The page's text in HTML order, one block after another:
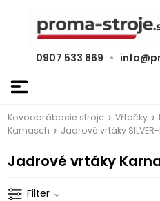
0907 533 869 •
Kovoobrábacie stroje Vŕtačky
Karnasch
Jadrové vrtáky SILVER-
Jadrové vrtáky
Filter